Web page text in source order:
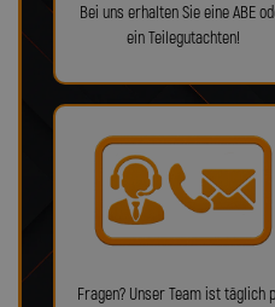
Bei uns erhalten Sie eine ABE
ein Teilegutachten!
Fragen? Unser Team ist täglich